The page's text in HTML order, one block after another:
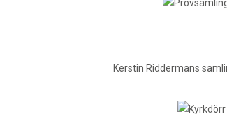
Kerstin Riddermans